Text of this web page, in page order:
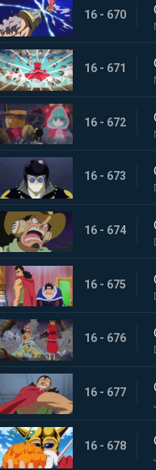
16 - 670
16 - 671
16 - 672
16 - 673
16 - 674
16 - 675
16 - 676
16 - 677
16 - 678